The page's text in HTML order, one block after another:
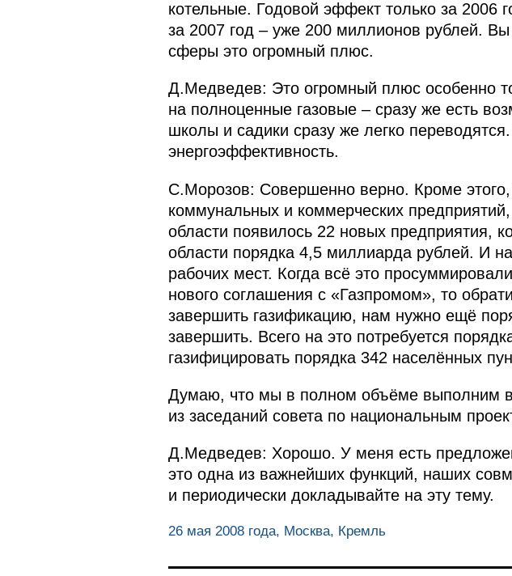
котельные. Годовой эффект только за 2006
за 2007 год – уже 200 миллионов рублей.
сферы это огромный плюс.
Д.Медведев: Это огромный плюс особенно
на полноценные газовые – сразу же есть
школы и садики сразу же легко
энергоэффективность.
С.Морозов: Совершенно верно. Кроме
коммунальных и коммерческих
области появилось 22 новых предприятия,
области порядка 4,5 миллиарда рублей. И
рабочих мест. Когда всё это
нового соглашения с «Газпромом», то
завершить газификацию, нам нужно ещё
завершить. Всего на это потребуется
газифицировать порядка 342 населённых
Думаю, что мы в полном объёме выполним
из заседаний совета по национальным
Д.Медведев: Хорошо. У меня есть
это одна из важнейших функций, наших
и периодически докладывайте на эту тему.
26 мая 2008 года, Москва, Кремль